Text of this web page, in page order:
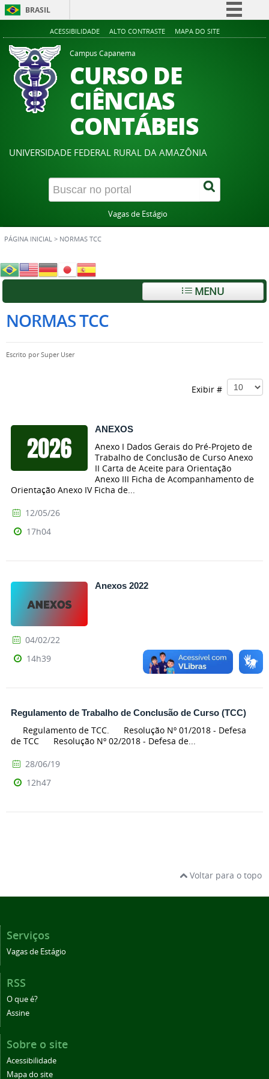
BRASIL
Simplifique!
Participe
Acesso à informação
Legislação
Canais
ACESSIBILIDADE ALTO CONTRASTE MAPA DO SITE
Campus Capanema
CURSO DE
CIÊNCIAS
CONTÁBEIS
UNIVERSIDADE FEDERAL RURAL DA AMAZÔNIA
Vagas de Estágio
PÁGINA INICIAL > NORMAS TCC
MENU
NORMAS TCC
Escrito porSuper User
Exibir #
ANEXOS
Anexo I Dados Gerais do Pré-Projeto de
Trabalho de Conclusão de Curso Anexo
II Carta de Aceite para Orientação
Anexo III Ficha de Acompanhamento de
Orientação Anexo IV Ficha de...
12/05/26
17h04
Anexos 2022
04/02/22
14h39
Regulamento de Trabalho de Conclusão de Curso (TCC)
Regulamento de TCC. Resolução Nº 01/2018 - Defesa
de TCC Resolução Nº 02/2018 - Defesa de...
28/06/19
12h47
Voltar para o topo
Serviços
Vagas de Estágio
RSS
O que é?
Assine
Sobre o site
Acessibilidade
Mapa do site